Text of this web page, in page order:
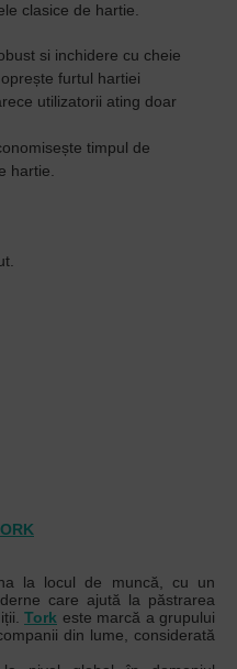
clasice de hartie.
si inchidere cu cheie
furtul hartiei
utilizatorii ating doar
timpul de
hartie.
la locul de muncă, cu un
care ajută la păstrarea
Tork este marcă a grupului
din lume, considerată